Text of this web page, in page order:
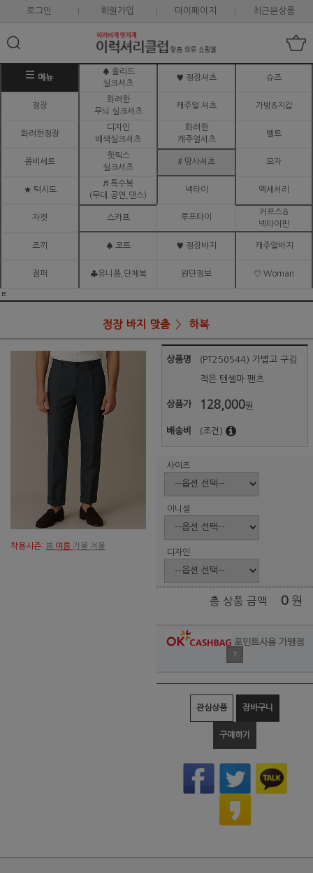
로그인 회원가입 마이페이지 최근본상품
메뉴
♠ 솔리드
실크셔츠
♥ 정장셔츠 슈즈
정장
화려한
무늬 실크셔츠
캐주얼 셔츠 가방&지갑
화려한정장
디자인
배색실크셔츠
화려한
캐주얼셔츠
벨트
콤비세트
핫픽스
실크셔츠
# 망사셔츠 모자
★ 턱시도
♬ 특수복
(무대.공연,댄스)
넥타이 액세서리
자켓 스카프 루프타이
커프스&
넥타이핀
조끼 ♠ 코트 ♥ 정장바지 캐주얼바지
점퍼 ♣유니폼,단체복 원단정보 ♡ Woman
ㅌ
정장 바지 맞춤 하복
착용시즌: 봄 여름 가을 겨울
상품명 (PT250544) 가볍고 구김
적은 텐셀마 팬츠
상품가 128,000원
배송비 (조건)
사이즈
이니셜
디자인
총 상품 금액 0 원
포인트사용 가맹점
?
관심상품 장바구니
구매하기